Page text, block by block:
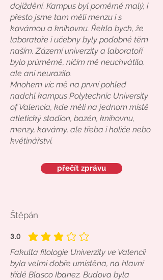
dojíždění. Kampus byl poměrně malý, i
přesto jsme tam měli menzu i s
kavárnou a knihovnu. Řekla bych, že
laboratoře i učebny byly podobné těm
naším. Zázemí univerzity a laboratoří
bylo průměrně, ničím mě neuchvátilo,
ale ani neurazilo.
Mnohem víc mě na první pohled
nadchl kampus Polytechnic University
of Valencia, kde měli na jednom místě
atletický stadion, bazén, knihovnu,
menzy, kavárny, ale třeba i holiče nebo
květinářství.
přečít zprávu
Štěpán
3.0
average rating is 3 out of 5
Fakulta filologie Univerzity ve Valencii
byla velmi dobře umístěna, na hlavní
třídě Blasco Ibanez. Budova byla